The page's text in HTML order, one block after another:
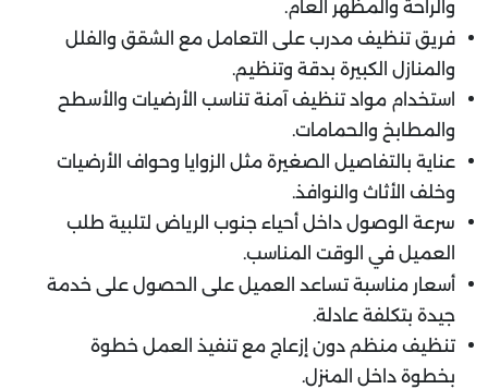
والراحة والمظهر العام.
فريق تنظيف مدرب على التعامل مع الشقق والفلل
والمنازل الكبيرة بدقة وتنظيم.
استخدام مواد تنظيف آمنة تناسب الأرضيات والأسطح
والمطابخ والحمامات.
عناية بالتفاصيل الصغيرة مثل الزوايا وحواف الأرضيات
وخلف الأثاث والنوافذ.
سرعة الوصول داخل أحياء جنوب الرياض لتلبية طلب
العميل في الوقت المناسب.
أسعار مناسبة تساعد العميل على الحصول على خدمة
جيدة بتكلفة عادلة.
تنظيف منظم دون إزعاج مع تنفيذ العمل خطوة
بخطوة داخل المنزل.